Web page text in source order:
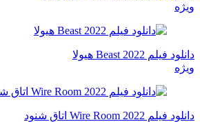
ویژه
دانلود فیلم Beast 2022 هیولا
ویژه
دانلود فیلم Wire Room 2022 اتاق شنود